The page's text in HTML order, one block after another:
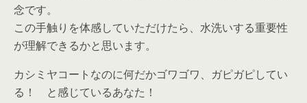
念です。
この手触りを体感していただけたら、水洗いする重要性
が理解できるかと思います。
カシミヤコートなのに何だかゴワゴワ、ガピガピしてい
る！ と感じているあなた！